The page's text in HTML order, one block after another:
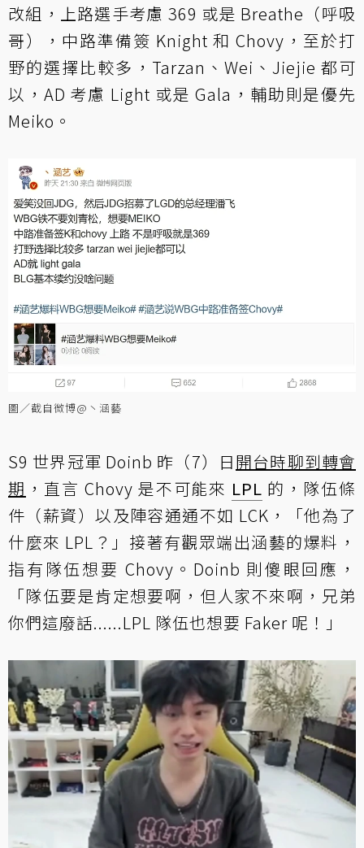
改組，上路選手考慮 369 或是 Breathe（呼吸
哥），中路準備簽 Knight 和 Chovy，至於打
野的選擇比較多，Tarzan、Wei、Jiejie 都可
以，AD 考慮 Light 或是 Gala，輔助則是優先
Meiko。
圖／截自微博@丶涵藝
S9 世界冠軍 Doinb 昨（7）日開台時聊到轉會
期 ，直言 Chovy 是不可能來 LPL 的，隊伍條
件（薪資）以及陣容通通不如 LCK，「他為了
什麼來 LPL？」接著有觀眾端出涵藝的爆料，
指有隊伍想要 Chovy。Doinb 則傻眼回應，
「隊伍要是肯定想要啊，但人家不來啊，兄弟
你們這廢話......LPL 隊伍也想要 Faker 呢！」